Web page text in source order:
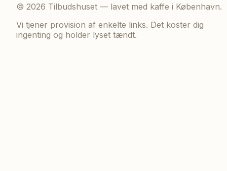
© 2026 Tilbudshuset — lavet med kaffe i København.
Vi tjener provision af enkelte links. Det koster dig
ingenting og holder lyset tændt.